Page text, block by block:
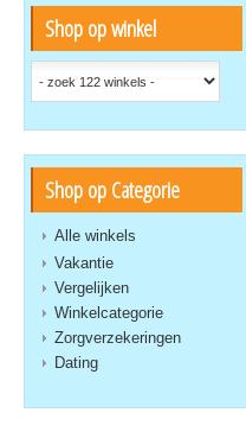
Shop op winkel
Shop op Categorie
Alle winkels
Vakantie
Vergelijken
Winkelcategorie
Zorgverzekeringen
Dating